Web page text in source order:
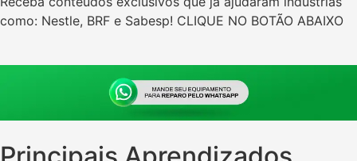
como: Nestle, BRF e Sabesp! CLIQUE NO BOTÃO ABAIXO